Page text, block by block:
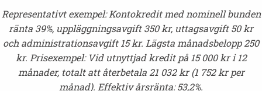
Representativt exempel: Kontokredit med nominell bunden
ränta 39%, uppläggningsavgift 350 kr, uttagsavgift 50 kr
och administrationsavgift 15 kr. Lägsta månadsbelopp 250
kr. Prisexempel: Vid utnyttjad kredit på 15 000 kr i 12
månader, totalt att återbetala 21 032 kr (1 752 kr per
månad). Effektiv årsränta: 53,2%.